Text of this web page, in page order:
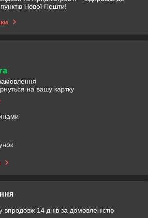
Нової Пошти!
на вашу картку
впродовж 14 днів за домовленістю